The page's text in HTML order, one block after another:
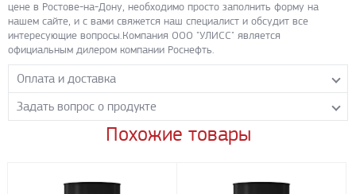
цене в Ростове-на-Дону, необходимо просто заполнить форму на
нашем сайте, и с вами свяжется наш специалист и обсудит все
интересующие вопросы.Компания ООО "УЛИСС" является
официальным дилером компании Роснефть.
Оплата и доставка
Самовывоз с нашего склада
Понедельник-пятница с 8.00-17.00 без перерыва
Доставка собственным транспортом компании ООО «УЛИСС»
Задать вопрос о продукте
Задайте нашим менеджерам вопрос о данном продукте.
Похожие товары